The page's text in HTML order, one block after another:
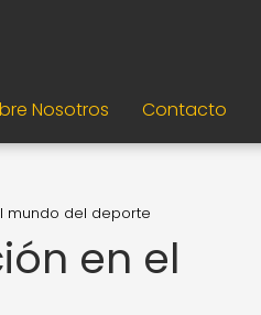
Nosotros Contacto
mundo del deporte
en el